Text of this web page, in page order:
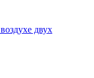
двух